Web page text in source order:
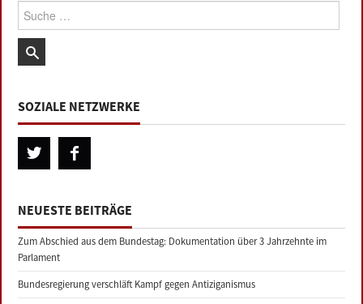
Suche:
SOZIALE NETZWERKE
NEUESTE BEITRÄGE
Zum Abschied aus dem Bundestag: Dokumentation über 3 Jahrzehnte im
Parlament
Bundesregierung verschläft Kampf gegen Antiziganismus